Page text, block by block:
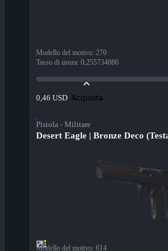
Modello del motivo: 270
Tasso di usura: 0,255734086
0,46 USD Acquista
Pistola - Militare
Desert Eagle | Bronze Deco
Modello del motivo: 614